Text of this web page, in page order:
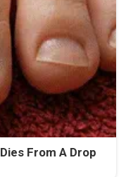
From A Drop